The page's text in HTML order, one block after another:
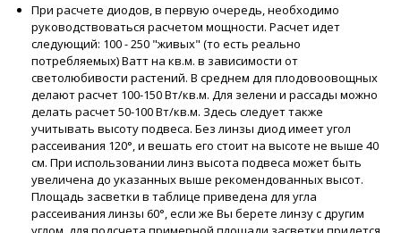
При расчете диодов, в первую очередь, необходимо
руководствоваться расчетом мощности. Расчет идет
следующий: 100 - 250 "живых" (то есть реально
потребляемых) Ватт на кв.м. в зависимости от
светолюбивости растений. В среднем для плодовоовощных
делают расчет 100-150 Вт/кв.м. Для зелени и рассады можно
делать расчет 50-100 Вт/кв.м. Здесь следует также
учитывать высоту подвеса. Без линзы диод имеет угол
рассеивания 120°, и вешать его стоит на высоте не выше 40
см. При использовании линз высота подвеса может быть
увеличена до указанных выше рекомендованных высот.
Площадь засветки в таблице приведена для угла
рассеивания линзы 60°, если же Вы берете линзу с другим